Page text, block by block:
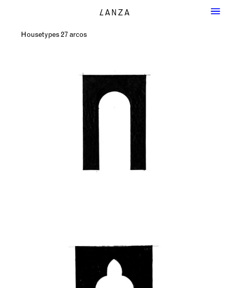
Housetypes 27 arcos